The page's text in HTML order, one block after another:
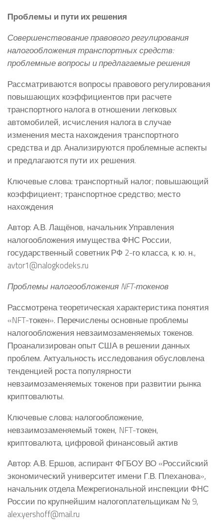
Проблемы и пути их решения
Совершенствование правового регулирования
налогообложения транспортных средств:
проблемные вопросы и предлагаемые решения
Рассматриваются вопросы правового регулирования
повышающих коэффициентов при расчете
транспортного налога в отношении легковых
автомобилей, исчисления налога в случае
изменения места нахождения транспортного
средства и др. Анализируются проблемные аспекты
и предлагаются пути их решения.
Ключевые слова: транспортный налог; повышающий
коэффициент; транспортное средство; место
нахождения
Автор: А.В. Лащёнов, начальник Управления
налогообложения имущества ФНС России,
государственный советник РФ 2-го класса, к. ю. н.,
avtor1@nalogkodeks.ru
Проблемы налогообложения NFT-токенов
Рассмотрена теоретическая характеристика понятия
«NFT-токен». Перечислены основные проблемы
налогообложения невзаимозаменяемых токенов.
Проанализирован опыт США в решении данных
проблем. Актуальность исследования обусловлена
тенденцией роста популярности
невзаимозаменяемых токенов при развитии рынка
криптовалюты.
Ключевые слова: налогообложение,
невзаимозаменяемый токен, NFT-токен,
криптовалюта, цифровой финансовый актив
Автор: А.В. Ершов, аспирант ФГБОУ ВО «Российский
экономический университет имени Г.В. Плеханова»,
начальник отдела Межрегиональной инспекции ФНС
России по крупнейшим налогоплательщикам № 9,
alex.yershoff@mail.ru